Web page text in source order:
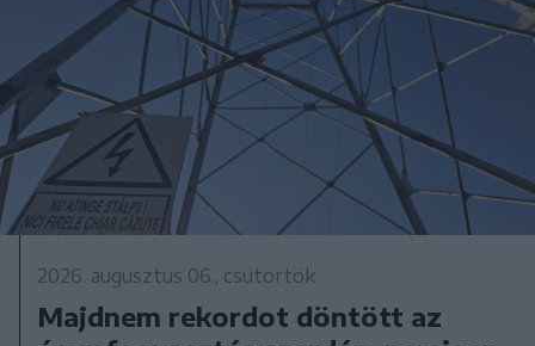
2026. augusztus 06., csütörtök
Majdnem rekordot döntött az